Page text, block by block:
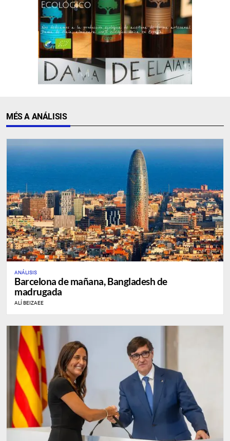
MÉS A ANÁLISIS
ANÁLISIS
Barcelona de mañana, Bangladesh de
madrugada
ALÍ BEIZAEE